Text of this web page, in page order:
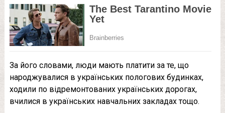
За його словами, люди мають платити за те, що
народжувалися в українських пологових будинках,
ходили по відремонтованих українських дорогах,
вчилися в українських навчальних закладах тощо.